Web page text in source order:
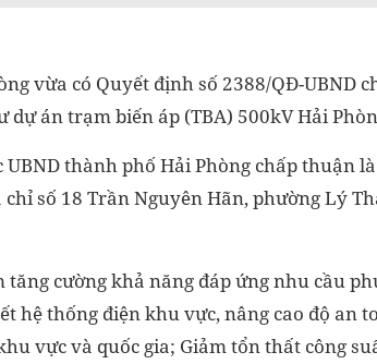
vừa có Quyết định số 2388/QĐ-UBND
án trạm biến áp (TBA) 500kV Hải
UBND thành phố Hải Phòng chấp thuận
chỉ số 18 Trần Nguyên Hãn, phường Lý
tăng cường khả năng đáp ứng nhu cầu
hệ thống điện khu vực, nâng cao độ an
vực và quốc gia; Giảm tổn thất công